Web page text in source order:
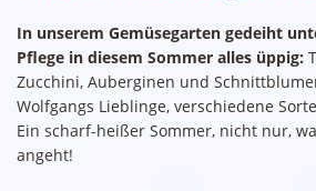
In unserem Gemüsegarten gedeiht
Pflege in diesem Sommer alles üppig:
Zucchini, Auberginen und
Wolfgangs Lieblinge, verschiedene
Ein scharf-heißer Sommer, nicht nur,
angeht!